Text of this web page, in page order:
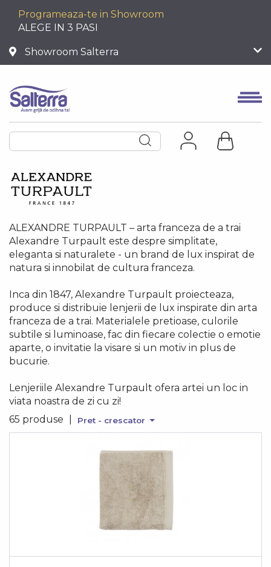
Programeaza-te in Showroom
ALEGE IN 3 PASI
Showroom Salterra
ALEXANDRE TURPAULT – arta franceza de a trai
Alexandre Turpault este despre simplitate,
eleganta si naturalete - un brand de lux inspirat de
natura si innobilat de cultura franceza.
Inca din 1847, Alexandre Turpault proiecteaza,
produce si distribuie lenjerii de lux inspirate din arta
franceza de a trai. Materialele pretioase, culorile
subtile si luminoase, fac din fiecare colectie o emotie
aparte, o invitatie la visare si un motiv in plus de
bucurie.
Lenjeriile Alexandre Turpault ofera artei un loc in
viata noastra de zi cu zi!
65 produse
Pret - crescator